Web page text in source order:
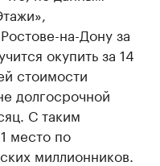
на-Дону за
окупить за 14
стоимости
долгосрочной
С таким
место по
миллионников.